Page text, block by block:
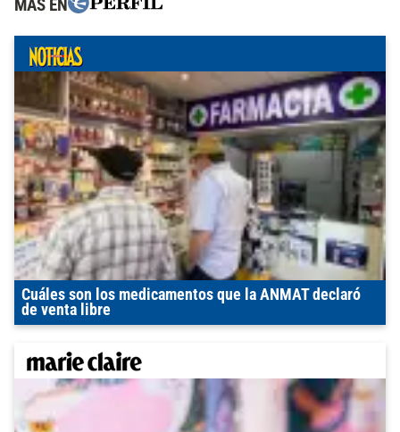
MÁS EN
Cuáles son los medicamentos que la ANMAT declaró
de venta libre